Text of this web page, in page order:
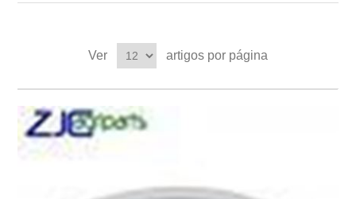
Ver artigos por página